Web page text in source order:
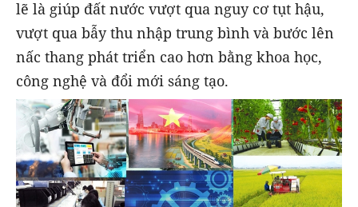
lẽ là giúp đất nước vượt qua nguy cơ tụt hậu,
vượt qua bẫy thu nhập trung bình và bước lên
nấc thang phát triển cao hơn bằng khoa học,
công nghệ và đổi mới sáng tạo.